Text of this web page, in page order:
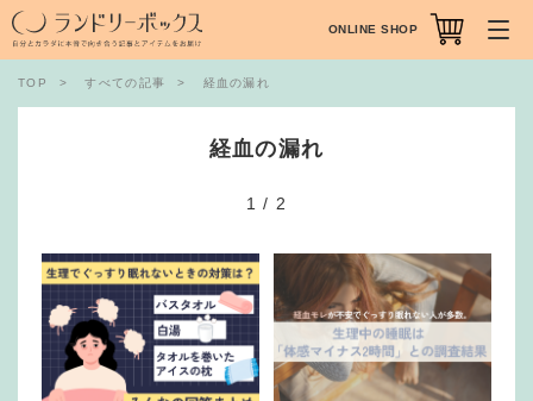
TOP すべての記事 経血の漏れ
経血の漏れ
1 / 2
ONLINE SHOP